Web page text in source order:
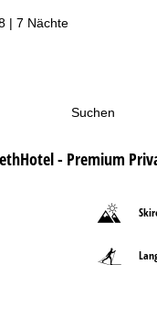
| 7 Nächte
Suchen
- Premium